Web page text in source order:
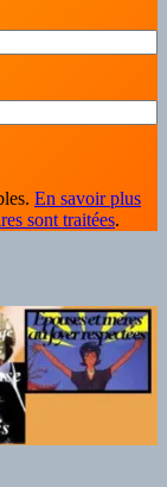
En savoir plus
sont traitées.